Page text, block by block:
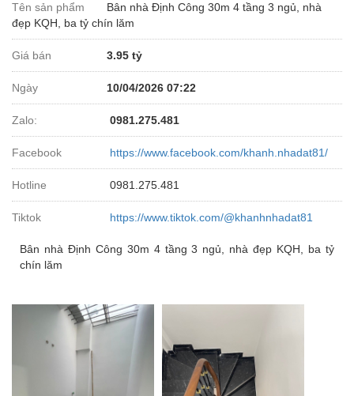
Đăng
nhập
Tên sản phẩm
Bân nhà Định Công 30m 4 tầng 3 ngủ, nhà
đẹp KQH, ba tỷ chín lăm
Giá bán 3.95 tỷ
Ngày 10/04/2026 07:22
Zalo: 0981.275.481
Facebook https://www.facebook.com/khanh.nhadat81/
Hotline 0981.275.481
Tiktok https://www.tiktok.com/@khanhnhadat81
Bân nhà Định Công 30m 4 tầng 3 ngủ, nhà đẹp KQH, ba tỷ
chín lăm